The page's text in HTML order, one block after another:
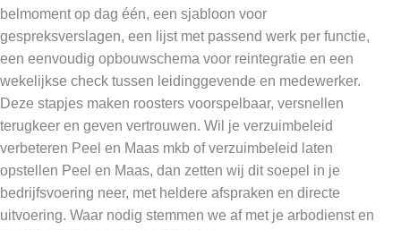
belmoment op dag één, een sjabloon voor
gespreksverslagen, een lijst met passend werk per functie,
een eenvoudig opbouwschema voor reintegratie en een
wekelijkse check tussen leidinggevende en medewerker.
Deze stapjes maken roosters voorspelbaar, versnellen
terugkeer en geven vertrouwen. Wil je verzuimbeleid
verbeteren Peel en Maas mkb of verzuimbeleid laten
opstellen Peel en Maas, dan zetten wij dit soepel in je
bedrijfsvoering neer, met heldere afspraken en directe
uitvoering. Waar nodig stemmen we af met je arbodienst en